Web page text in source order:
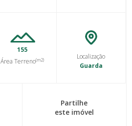
155
Área Terreno(m2)
Localização
Guarda
Partilhe
este imóvel